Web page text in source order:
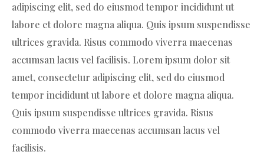
adipiscing elit, sed do eiusmod tempor incididunt ut
labore et dolore magna aliqua. Quis ipsum suspendisse
ultrices gravida. Risus commodo viverra maecenas
accumsan lacus vel facilisis. Lorem ipsum dolor sit
amet, consectetur adipiscing elit, sed do eiusmod
tempor incididunt ut labore et dolore magna aliqua.
Quis ipsum suspendisse ultrices gravida. Risus
commodo viverra maecenas accumsan lacus vel
facilisis.